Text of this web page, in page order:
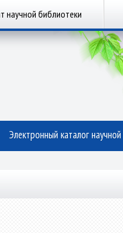
научной библиотеки
Электронный каталог